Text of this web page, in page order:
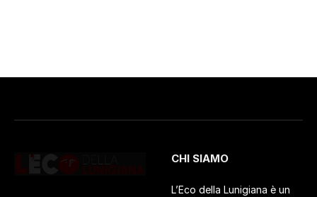
CHI SIAMO
L’Eco della Lunigiana è un